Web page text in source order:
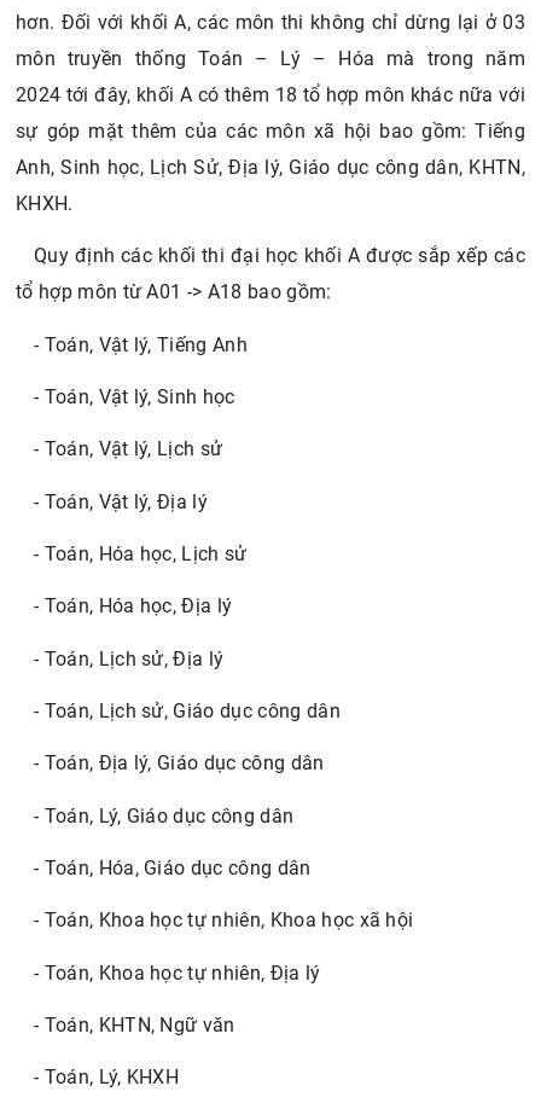
hơn. Đối với khối A, các môn thi không chỉ dừng lại ở 03
môn truyền thống Toán – Lý – Hóa mà trong năm
2024 tới đây, khối A có thêm 18 tổ hợp môn khác nữa với
sự góp mặt thêm của các môn xã hội bao gồm: Tiếng
Anh, Sinh học, Lịch Sử, Địa lý, Giáo dục công dân, KHTN,
KHXH.
Quy định các khối thi đại học khối A được sắp xếp các
tổ hợp môn từ A01 -> A18 bao gồm:
- Toán, Vật lý, Tiếng Anh
- Toán, Vật lý, Sinh học
- Toán, Vật lý, Lịch sử
- Toán, Vật lý, Địa lý
- Toán, Hóa học, Lịch sử
- Toán, Hóa học, Địa lý
- Toán, Lịch sử, Địa lý
- Toán, Lịch sử, Giáo dục công dân
- Toán, Địa lý, Giáo dục công dân
- Toán, Lý, Giáo dục công dân
- Toán, Hóa, Giáo dục công dân
- Toán, Khoa học tự nhiên, Khoa học xã hội
- Toán, Khoa học tự nhiên, Địa lý
- Toán, KHTN, Ngữ văn
- Toán, Lý, KHXH